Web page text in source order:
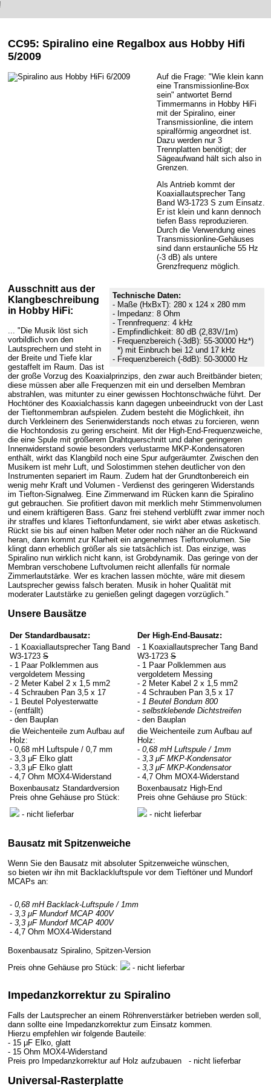
CC95: Spiralino eine Regalbox aus Hobby Hifi
5/2009
Technische Daten:
- Maße (HxBxT): 280 x 124 x 280 mm
- Impedanz: 8 Ohm
- Trennfrequenz: 4 kHz
- Empfindlichkeit: 80 dB (2,83V/1m)
- Frequenzbereich (-3dB): 55-30000 Hz*)
*) mit Einbruch bei 12 und 17 kHz
- Frequenzbereich (-8dB): 50-30000 Hz
Auf die Frage: "Wie klein kann
eine Transmissionline-Box
sein" antwortet Bernd
Timmermanns in Hobby HiFi
mit der Spiralino, einer
Transmissionline, die intern
spiralförmig angeordnet ist.
Dazu werden nur 3
Trennplatten benötigt; der
Sägeaufwand hält sich also in
Grenzen.
Als Antrieb kommt der
Koaxiallautsprecher Tang
Band W3-1723 S zum Einsatz.
Er ist klein und kann dennoch
tiefen Bass reproduzieren.
Durch die Verwendung eines
Transmissionline-Gehäuses
sind dann erstaunliche 55 Hz
(-3 dB) als untere
Grenzfrequenz möglich.
Ausschnitt aus der
Klangbeschreibung
in Hobby HiFi:
... "Die Musik löst sich
vorbildlich von den
Lautsprechern und steht in
der Breite und Tiefe klar
gestaffelt im Raum. Das ist
der große Vorzug des Koaxialprinzips, den zwar auch Breitbänder bieten;
diese müssen aber alle Frequenzen mit ein und derselben Membran
abstrahlen, was mitunter zu einer gewissen Hochtonschwäche führt. Der
Hochtöner des Koaxialchassis kann dagegen unbeeindruckt von der Last
der Tieftonmembran aufspielen. Zudem besteht die Möglichkeit, ihn
durch Verkleinern des Serienwiderstands noch etwas zu forcieren, wenn
die Hochtondosis zu gering erscheint. Mit der High-End-Frequenzweiche,
die eine Spule mit größerem Drahtquerschnitt und daher geringeren
Innenwiderstand sowie besonders verlustarme MKP-Kondensatoren
enthält, wirkt das Klangbild noch eine Spur aufgeräumter. Zwischen den
Musikern ist mehr Luft, und Solostimmen stehen deutlicher von den
Instrumenten separiert im Raum. Zudem hat der Grundtonbereich ein
wenig mehr Kraft und Volumen - Verdienst des geringeren Widerstands
im Tiefton-Signalweg. Eine Zimmerwand im Rücken kann die Spiralino
gut gebrauchen. Sie profitiert davon mit merklich mehr Stimmenvolumen
und einem kräftigeren Bass. Ganz frei stehend verblüfft zwar immer noch
ihr straffes und klares Tieftonfundament, sie wirkt aber etwas asketisch.
Rückt sie bis auf einen halben Meter oder noch näher an die Rückwand
heran, dann kommt zur Klarheit ein angenehmes Tieftonvolumen. Sie
klingt dann erheblich größer als sie tatsächlich ist. Das einzige, was
Spiralino nun wirklich nicht kann, ist Grobdynamik. Das geringe von der
Membran verschobene Luftvolumen reicht allenfalls für normale
Zimmerlautstärke. Wer es krachen lassen möchte, wäre mit diesem
Lautsprecher gewiss falsch beraten. Musik in hoher Qualität mit
moderater Lautstärke zu genießen gelingt dagegen vorzüglich."
Unsere Bausätze
Der Standardbausatz:
Der High-End-Bausatz:
- 1 Koaxiallautsprecher Tang Band
W3-1723 S
- 1 Paar Polklemmen aus
vergoldetem Messing
- 2 Meter Kabel 2 x 1,5 mm2
- 4 Schrauben Pan 3,5 x 17
- 1 Beutel Polyesterwatte
- (entfällt)
- den Bauplan
- 1 Koaxiallautsprecher Tang Band
W3-1723 S
- 1 Paar Polklemmen aus
vergoldetem Messing
- 2 Meter Kabel 2 x 1,5 mm2
- 4 Schrauben Pan 3,5 x 17
- 1 Beutel Bondum 800
- selbstklebende Dichtstreifen
- den Bauplan
die Weichenteile zum Aufbau auf
Holz:
- 0,68 mH Luftspule / 0,7 mm
- 3,3 μF Elko glatt
- 3,3 μF Elko glatt
- 4,7 Ohm MOX4-Widerstand
die Weichenteile zum Aufbau auf
Holz:
- 0,68 mH Luftspule / 1mm
- 3,3 μF MKP-Kondensator
- 3,3 μF MKP-Kondensator
- 4,7 Ohm MOX4-Widerstand
Boxenbausatz Standardversion
Preis ohne Gehäuse pro Stück:
- nicht lieferbar
Boxenbausatz High-End
Preis ohne Gehäuse pro Stück:
- nicht lieferbar
Bausatz mit Spitzenweiche
Wenn Sie den Bausatz mit absoluter Spitzenweiche wünschen,
so bieten wir ihn mit Backlackluftspule vor dem Tieftöner und Mundorf
MCAPs an:
- 0,68 mH Backlack-Luftspule / 1mm
- 3,3 μF Mundorf MCAP 400V
- 3,3 μF Mundorf MCAP 400V
- 4,7 Ohm MOX4-Widerstand
Boxenbausatz Spiralino, Spitzen-Version
Preis ohne Gehäuse pro Stück:
- nicht lieferbar
Impedanzkorrektur zu Spiralino
Falls der Lautsprecher an einem Röhrenverstärker betrieben werden soll,
dann sollte eine Impedanzkorrektur zum Einsatz kommen.
Hierzu empfehlen wir folgende Bauteile:
- 15 μF Elko, glatt
- 15 Ohm MOX4-Widerstand
Preis pro Impedanzkorrektur auf Holz aufzubauen - nicht lieferbar
Universal-Rasterplatte